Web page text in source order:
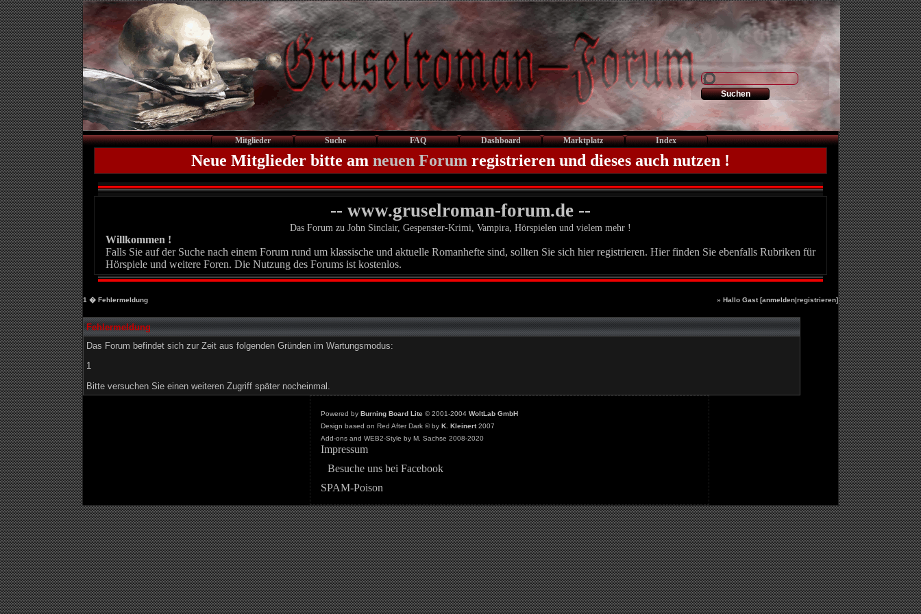
Mitglieder Suche FAQ Dashboard Marktplatz Index
Neue Mitglieder bitte am neuen Forum registrieren und dieses auch nutzen !
-- www.gruselroman-forum.de --
Das Forum zu John Sinclair, Gespenster-Krimi, Vampira, Hörspielen und vielem mehr !
Willkommen !
Falls Sie auf der Suche nach einem Forum rund um klassische und aktuelle Romanhefte sind, sollten Sie sich hier registrieren. Hier finden Sie ebenfalls Rubriken für
Hörspiele und weitere Foren. Die Nutzung des Forums ist kostenlos.
1 � Fehlermeldung » Hallo Gast [anmelden|registrieren]
Fehlermeldung
Das Forum befindet sich zur Zeit aus folgenden Gründen im Wartungsmodus:
1
Bitte versuchen Sie einen weiteren Zugriff später nocheinmal.
Powered by Burning Board Lite© 2001-2004 WoltLab GmbH
Design based on Red After Dark © by K. Kleinert2007
Add-ons and WEB2-Style by M. Sachse 2008-2020
Impressum
Besuche uns bei Facebook
SPAM-Poison